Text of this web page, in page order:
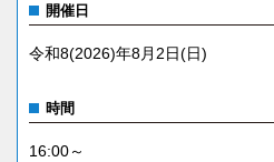
開催日
令和8(2026)年8月2日(日)
時間
16:00～